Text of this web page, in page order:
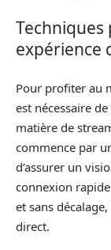
expérience
Pour profiter au
est nécessaire
matière de
commence par
d’assurer un
connexion
et sans
direct.